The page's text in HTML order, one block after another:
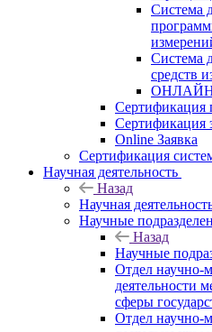
Система
Система
средств
Сертификация
Сертификация
Online Заявка
Сертификация
Научная деятельность
Назад
Научная
Научные
Назад
Научные
Отдел научно-
деятельности
сферы
Отдел научно-